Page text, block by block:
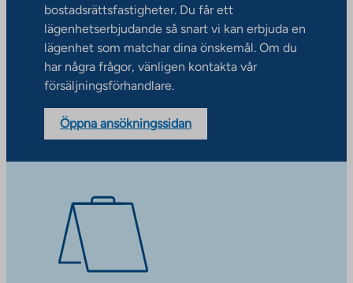
bostadsrättsfastigheter. Du får ett
lägenhetserbjudande så snart vi kan erbjuda en
lägenhet som matchar dina önskemål. Om du
har några frågor, vänligen kontakta vår
försäljningsförhandlare.
Öppna ansökningssidan